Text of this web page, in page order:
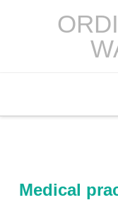
Medical